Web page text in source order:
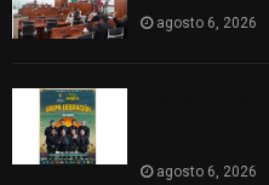
agosto 6, 2026
agosto 6, 2026